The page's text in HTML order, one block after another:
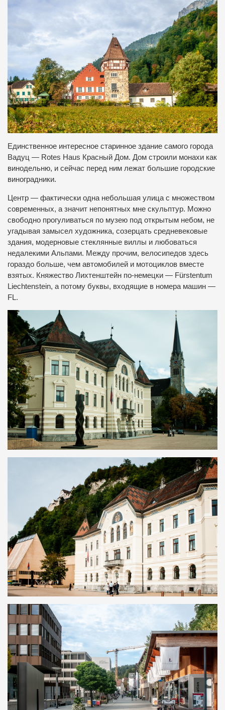
Единственное интересное старинное здание самого города
Вадуц — Rotes Haus Красный Дом. Дом строили монахи как
винодельню, и сейчас перед ним лежат большие городские
виноградники.
Центр — фактически одна небольшая улица с множеством
современных, а значит непонятных мне скульптур. Можно
свободно прогуливаться по музею под открытым небом, не
угадывая замысел художника, созерцать средневековые
здания, модерновые стеклянные виллы и любоваться
недалекими Альпами. Между прочим, велосипедов здесь
гораздо больше, чем автомобилей и мотоциклов вместе
взятых. Княжество Лихтенштейн по-немецки — Fürstentum
Liechtenstein, а потому буквы, входящие в номера машин —
FL.